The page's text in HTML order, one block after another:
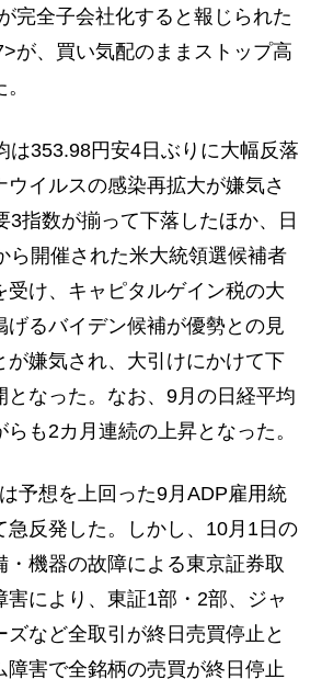
完全子会社化すると報じられた
が、買い気配のままストップ高
353.98円安4日ぶりに大幅反落
ウイルスの感染再拡大が嫌気さ
3指数が揃って下落したほか、日
ら開催された米大統領選候補者
受け、キャピタルゲイン税の大
げるバイデン候補が優勢との見
が嫌気され、大引けにかけて下
となった。なお、9月の日経平均
も2カ月連続の上昇となった。
予想を上回った9月ADP雇用統
急反発した。しかし、10月1日の
・機器の故障による東京証券取
害により、東証1部・2部、ジャ
ズなど全取引が終日売買停止と
障害で全銘柄の売買が終日停止